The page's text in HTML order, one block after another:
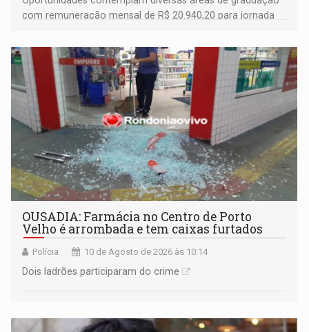
com remuneração mensal de R$ 20.940,20 para jornada
OUSADIA: Farmácia no Centro de Porto
Velho é arrombada e tem caixas furtados
Polícia 10 de Agosto de 2026 às 10:14
Dois ladrões participaram do crime